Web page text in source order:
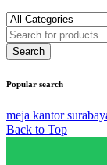
Popular search
meja kantor
Back to Top